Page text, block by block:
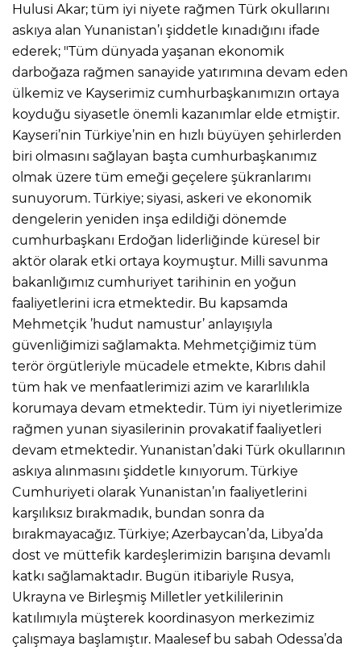
Hulusi Akar; tüm iyi niyete rağmen Türk okullarını
askıya alan Yunanistan’ı şiddetle kınadığını ifade
ederek; "Tüm dünyada yaşanan ekonomik
darboğaza rağmen sanayide yatırımına devam eden
ülkemiz ve Kayserimiz cumhurbaşkanımızın ortaya
koyduğu siyasetle önemli kazanımlar elde etmiştir.
Kayseri’nin Türkiye’nin en hızlı büyüyen şehirlerden
biri olmasını sağlayan başta cumhurbaşkanımız
olmak üzere tüm emeği geçelere şükranlarımı
sunuyorum. Türkiye; siyasi, askeri ve ekonomik
dengelerin yeniden inşa edildiği dönemde
cumhurbaşkanı Erdoğan liderliğinde küresel bir
aktör olarak etki ortaya koymuştur. Milli savunma
bakanlığımız cumhuriyet tarihinin en yoğun
faaliyetlerini icra etmektedir. Bu kapsamda
Mehmetçik ’hudut namustur’ anlayışıyla
güvenliğimizi sağlamakta. Mehmetçiğimiz tüm
terör örgütleriyle mücadele etmekte, Kıbrıs dahil
tüm hak ve menfaatlerimizi azim ve kararlılıkla
korumaya devam etmektedir. Tüm iyi niyetlerimize
rağmen yunan siyasilerinin provakatif faaliyetleri
devam etmektedir. Yunanistan’daki Türk okullarının
askıya alınmasını şiddetle kınıyorum. Türkiye
Cumhuriyeti olarak Yunanistan’ın faaliyetlerini
karşılıksız bırakmadık, bundan sonra da
bırakmayacağız. Türkiye; Azerbaycan’da, Libya’da
dost ve müttefik kardeşlerimizin barışına devamlı
katkı sağlamaktadır. Bugün itibariyle Rusya,
Ukrayna ve Birleşmiş Milletler yetkililerinin
katılımıyla müşterek koordinasyon merkezimiz
çalışmaya başlamıştır. Maalesef bu sabah Odessa’da